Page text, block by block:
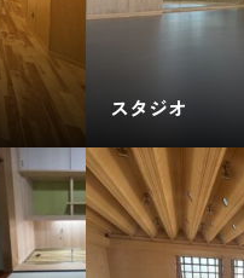
スタジオ